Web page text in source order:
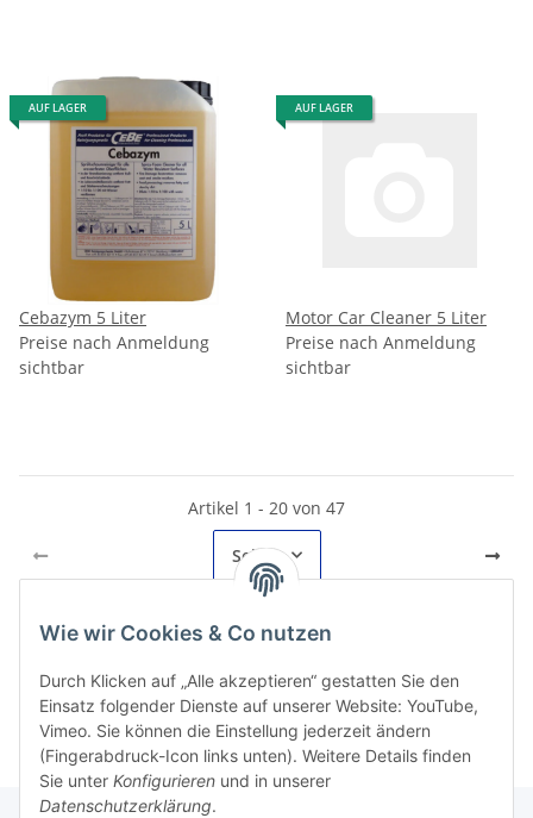
AUF LAGER
Cebazym 5 Liter
Preise nach Anmeldung
sichtbar
AUF LAGER
Motor Car Cleaner 5 Liter
Preise nach Anmeldung
sichtbar
Artikel 1 - 20 von 47
Seite1
Kategorien
Wie wir Cookies & Co nutzen
Durch Klicken auf „Alle akzeptieren“ gestatten Sie den
Einsatz folgender Dienste auf unserer Website: YouTube,
Vimeo. Sie können die Einstellung jederzeit ändern
(Fingerabdruck-Icon links unten). Weitere Details finden
Sie unter Konfigurieren und in unserer
Datenschutzerklärung.